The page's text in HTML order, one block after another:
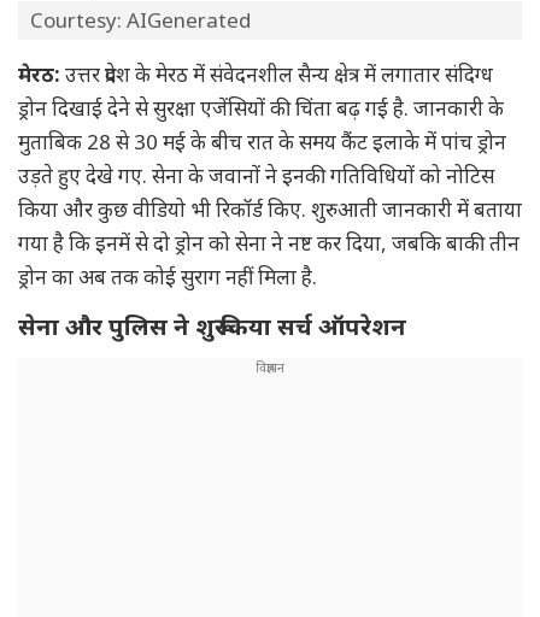
Courtesy: AIGenerated
मेरठ: उत्तर प्रदेश के मेरठ में संवेदनशील सैन्य क्षेत्र में लगातार संदिग्ध
ड्रोन दिखाई देने से सुरक्षा एजेंसियों की चिंता बढ़ गई है. जानकारी के
मुताबिक 28 से 30 मई के बीच रात के समय कैंट इलाके में पांच ड्रोन
उड़ते हुए देखे गए. सेना के जवानों ने इनकी गतिविधियों को नोटिस
किया और कुछ वीडियो भी रिकॉर्ड किए. शुरुआती जानकारी में बताया
गया है कि इनमें से दो ड्रोन को सेना ने नष्ट कर दिया, जबकि बाकी तीन
ड्रोन का अब तक कोई सुराग नहीं मिला है.
सेना और पुलिस ने शुरू किया सर्च ऑपरेशन